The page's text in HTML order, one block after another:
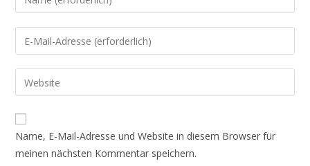
Name, E-Mail-Adresse und Website in diesem Browser für
meinen nächsten Kommentar speichern.